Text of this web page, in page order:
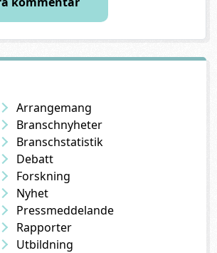
Arrangemang
Branschnyheter
Branschstatistik
Debatt
Forskning
Nyhet
Pressmeddelande
Rapporter
Utbildning